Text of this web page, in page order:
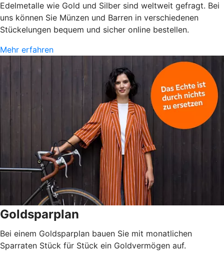
Edelmetalle wie Gold und Silber sind weltweit gefragt. Bei
uns können Sie Münzen und Barren in verschiedenen
Stückelungen bequem und sicher online bestellen.
Mehr erfahren
Goldsparplan
Bei einem Goldsparplan bauen Sie mit monatlichen
Sparraten Stück für Stück ein Goldvermögen auf.